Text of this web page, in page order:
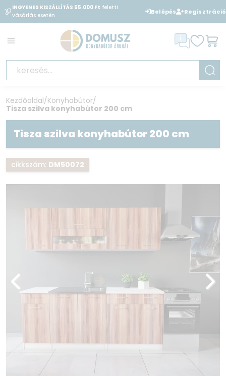
INGYENES KISZÁLLÍTÁS 55.000 Ft feletti
vásárlás esetén
BANKKÁRTYÁVAL
is
áruházunkban
Belépés Regisztráció
Kezdőoldal/Konyhabútor/
Tisza szilva konyhabútor 200 cm
Tisza szilva konyhabútor 200 cm
cikkszám: DM50072